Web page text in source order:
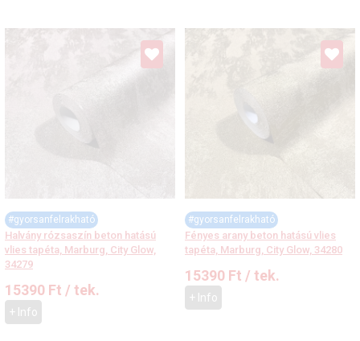
#gyorsanfelrakható
Halvány rózsaszín beton hatású
vlies tapéta, Marburg, City Glow,
34279
15390 Ft / tek.
+ Info
#gyorsanfelrakható
Fényes arany beton hatású vlies
tapéta, Marburg, City Glow, 34280
15390 Ft / tek.
+ Info